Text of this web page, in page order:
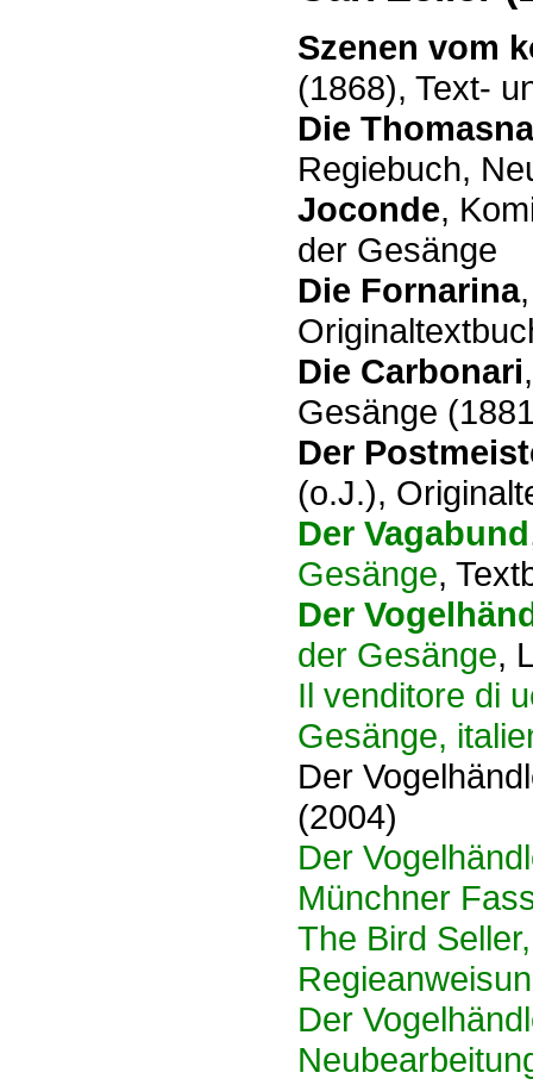
Szenen vom
(1868), Text-
Die
Regiebuch,
Joconde,
der Gesänge
Die Fornarina
Die Carbonari
Gesänge
Der
(o.J.),
Der Vagabund
Gesänge,
Der
der Gesänge,
Il venditore di
Gesänge,
Der
(2004)
Der
Münchner
The Bird
Der